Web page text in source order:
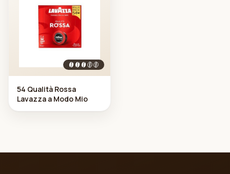
54 Qualità Rossa
Lavazza a Modo Mio